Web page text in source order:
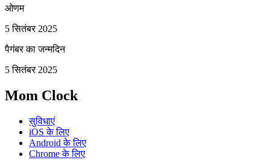
ओणम
5 सितंबर 2025
पैगंबर का जन्मदिन
5 सितंबर 2025
Mom Clock
सुविधाएं
iOS के लिए
Android के लिए
Chrome के लिए